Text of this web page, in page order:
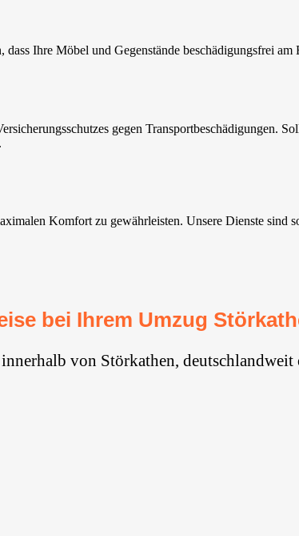
Ihre Möbel und Gegenstände beschädigungsfrei am
gegen Transportbeschädigungen.
Komfort zu gewährleisten. Unsere Dienste sind
bei Ihrem Umzug
von Störkathen, deutschlandweit